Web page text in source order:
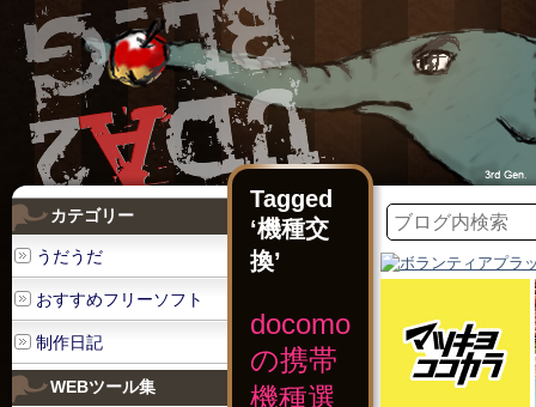
Tagged
‘機種交
換’
docomo
の携帯
機種選
カテゴリー
うだうだ
おすすめフリーソフト
制作日記
WEBツール集